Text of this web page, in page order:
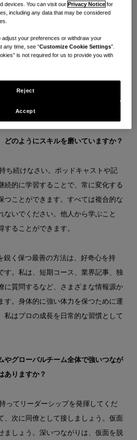
マネージャーであるJoy Ogunneye
外でのキャリア成長をどのように管理
た。献身的な親や専門家として、彼ら
の育成、バランスの維持に関する実用
どのようにスキルを磨いていますか？
ち続けなさい。ポッドキャストや記
続的に学習することで、常に変化する
つことができます。すべては複合的な
ないでください。他人から学ぶこと
することができます。
鋭く保つ最善の方法は、好奇心を持
す。私は、短期コース、業界記事、独
に質問するなど、さまざまな情報源か
す。身体的に強い体力を保つために運
私はプロの成長を日常的な習慣として
やグローバルチーム全体で強いつなが
ありますか？
ってリーダーシップを発揮してくだ
、次に同僚として接しましょう。仮面
ましょう。深いつながりは、仮面を脱
devices. You can visit ourPrivacy Notice for
including any data that may be considered
adjust your preferences or withdraw your
any time, see “Customize Cookie Settings”.
is not required for us to provide you with
Reject
Accept